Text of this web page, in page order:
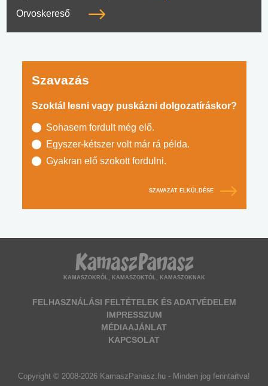
Orvoskereső
Szavazás
Szoktál lesni vagy puskázni dolgozatíráskor?
Sohasem fordult még elő.
Egyszer-kétszer volt már rá példa.
Gyakran elő szokott fordulni.
SZAVAZAT ELKÜLDÉSE
KAMASZOKRÓL, KAMASZOKTÓL, KAMASZOKNAK
FELHASZNÁLÁSI FELTÉTELEK ÉS ADATVÉDELEM
IMPRESSZUM
MÉDIAAJÁNLAT
KAPCSOLAT
Copyright © 2008-2026 KamaszPanasz.hu - Minden jog fenntartva!